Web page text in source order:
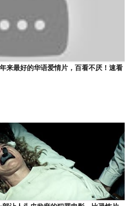
来最好的华语爱情片，百看不厌！速看